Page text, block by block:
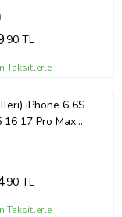
,90 TL
Taksitlerle
iPhone 6 6S
17 Pro Max
,90 TL
Taksitlerle